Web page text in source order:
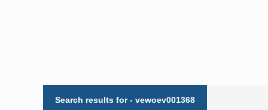
Search results for - vewoev001368